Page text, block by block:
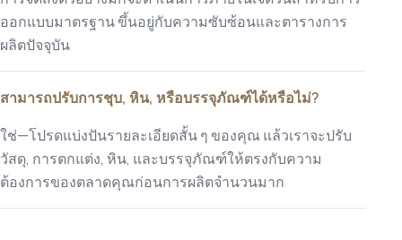
ออกแบบมาตรฐาน ขึ้นอยู่กับความซับซ้อนและตารางการ
ผลิตปัจจุบัน
สามารถปรับการชุบ, หิน, หรือบรรจุภัณฑ์ได้หรือไม่?
ใช่—โปรดแบ่งปันรายละเอียดสั้น ๆ ของคุณ แล้วเราจะปรับ
วัสดุ, การตกแต่ง, หิน, และบรรจุภัณฑ์ให้ตรงกับความ
ต้องการของตลาดคุณก่อนการผลิตจำนวนมาก